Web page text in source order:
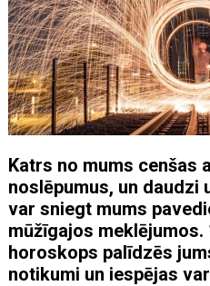
Katrs no mums cenšas
noslēpumus, un daudzi
var sniegt mums
mūžīgajos meklējumos.
horoskops palīdzēs
notikumi un iespējas